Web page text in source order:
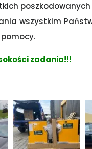
wszystkim
pomocy.
zadania!!!